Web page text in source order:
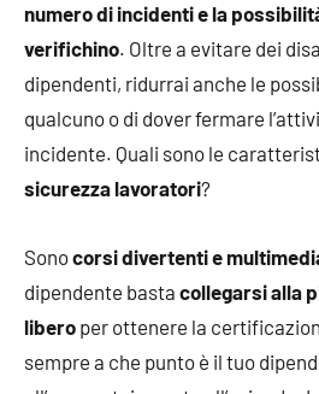
numero di incidenti e la
verifichino. Oltre a evitare dei
dipendenti, ridurrai anche le
qualcuno o di dover fermare
incidente. Quali sono le
sicurezza lavoratori?
Sonocorsi divertenti e
dipendente basta collegarsi alla
libero per ottenere la
sempre a che punto è il tuo